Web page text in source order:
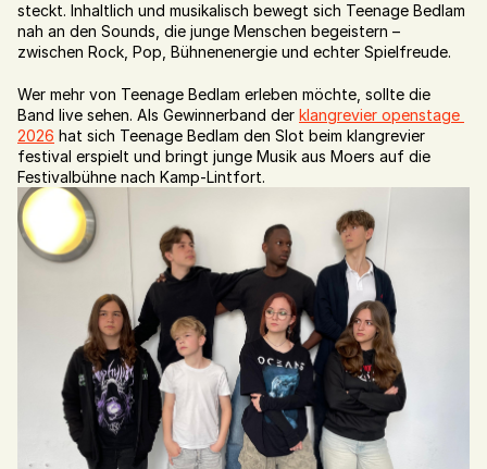
steckt. Inhaltlich und musikalisch bewegt sich Teenage Bedlam
nah an den Sounds, die junge Menschen begeistern –
zwischen Rock, Pop, Bühnenenergie und echter Spielfreude.
Wer mehr von Teenage Bedlam erleben möchte, sollte die
Band live sehen. Als Gewinnerband der klangrevier openstage
2026 hat sich Teenage Bedlam den Slot beim klangrevier
festival erspielt und bringt junge Musik aus Moers auf die
Festivalbühne nach Kamp-Lintfort.